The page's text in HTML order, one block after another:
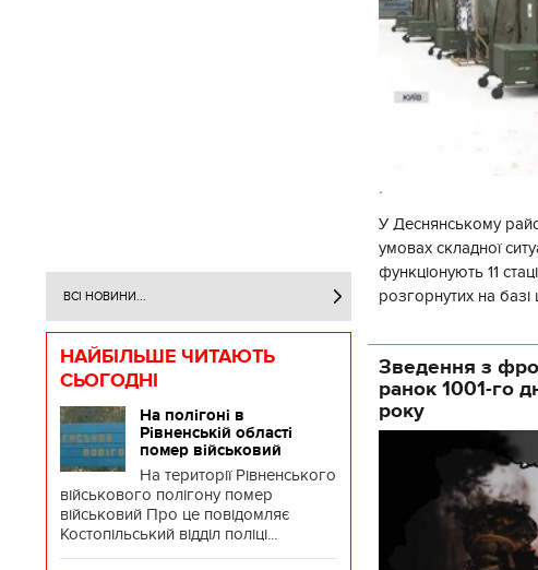
ВСІ НОВИНИ...
НАЙБІЛЬШЕ ЧИТАЮТЬ
СЬОГОДНІ
На полігоні в
Рівненській області
помер військовий
На території Рівненського
військового полігону помер
військовий Про це повідомляє
Костопільський відділ поліці...
.
У Деснянському
умовах складної
функціонують 11
розгорнутих на
Зведення з
ранок 1001-го
року